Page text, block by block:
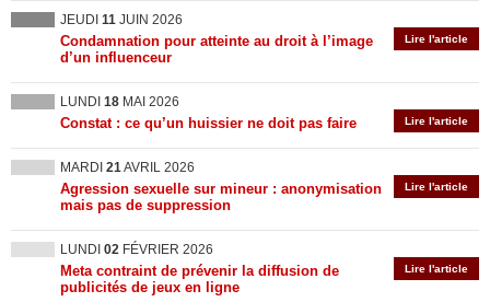
JEUDI 11 JUIN 2026
Lire l'article
Condamnation pour atteinte au droit à l’image
d’un influenceur
LUNDI 18 MAI 2026
Lire l'article
Constat : ce qu’un huissier ne doit pas faire
MARDI 21AVRIL 2026
Lire l'article
Agression sexuelle sur mineur : anonymisation
mais pas de suppression
LUNDI 02 FÉVRIER 2026
Lire l'article
Meta contraint de prévenir la diffusion de
publicités de jeux en ligne